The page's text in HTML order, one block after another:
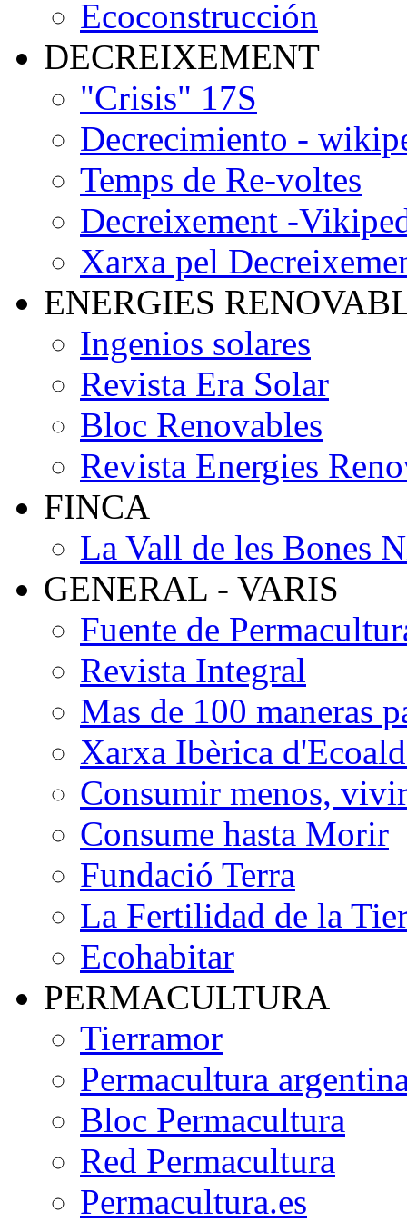
Ecoconstrucción
DECREIXEMENT
"Crisis" 17S
Decrecimiento -
Temps de Re-voltes
Decreixement -
Xarxa pel
ENERGIES
Ingenios solares
Revista Era Solar
Bloc Renovables
Revista Energies
FINCA
La Vall de les Bones
GENERAL - VARIS
Fuente de
Revista Integral
Mas de 100 maneras
Xarxa Ibèrica
Consumir menos,
Consume hasta Morir
Fundació Terra
La Fertilidad de la
Ecohabitar
PERMACULTURA
Tierramor
Permacultura
Bloc Permacultura
Red Permacultura
Permacultura.es